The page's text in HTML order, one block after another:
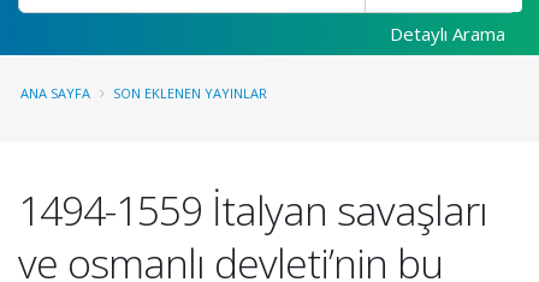
Detaylı Arama
ANA SAYFA SON EKLENEN YAYINLAR
1494-1559 İtalyan savaşları
ve osmanlı devleti’nin bu